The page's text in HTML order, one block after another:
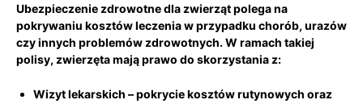
Ubezpieczenie zdrowotne dla zwierząt polega na⁤
pokrywaniu kosztów leczenia w⁤ przypadku chorób, urazów
czy innych problemów zdrowotnych. W ramach takiej
polisy, zwierzęta mają⁤ prawo do skorzystania z:
Wizyt ⁤lekarskich – ⁢pokrycie kosztów rutynowych oraz